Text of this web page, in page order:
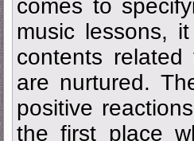
comes to
music lessons,
contents
are nurtured.
positive
the first place